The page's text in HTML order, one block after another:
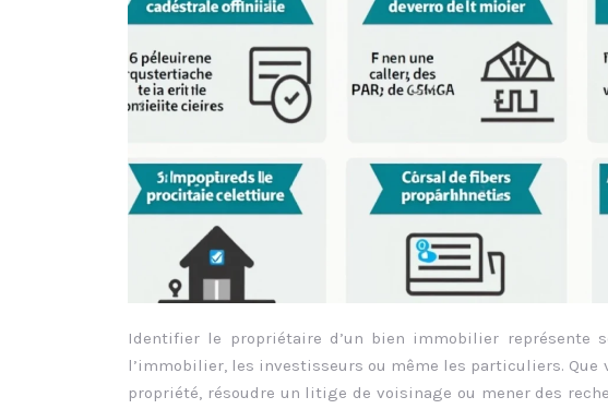
Identifier le propriétaire d’un bien immobilier représente
l’immobilier, les investisseurs ou même les particuliers.
propriété, résoudre un litige de voisinage ou mener des